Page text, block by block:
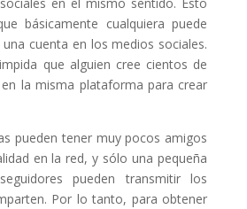
básicamente cualquiera puede
cuenta en los medios sociales.
que alguien cree cientos de
la misma plataforma para crear
pueden tener muy pocos amigos
en la red, y sólo una pequeña
pueden transmitir los
Por lo tanto, para obtener